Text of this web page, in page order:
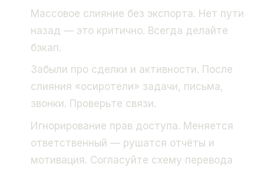
Массовое слияние без экспорта. Нет пути
назад — это критично. Всегда делайте
бэкап.
Забыли про сделки и активности. После
слияния «осиротели» задачи, письма,
звонки. Проверьте связи.
Игнорирование прав доступа. Меняется
ответственный — рушатся отчёты и
мотивация. Согласуйте схему перевода